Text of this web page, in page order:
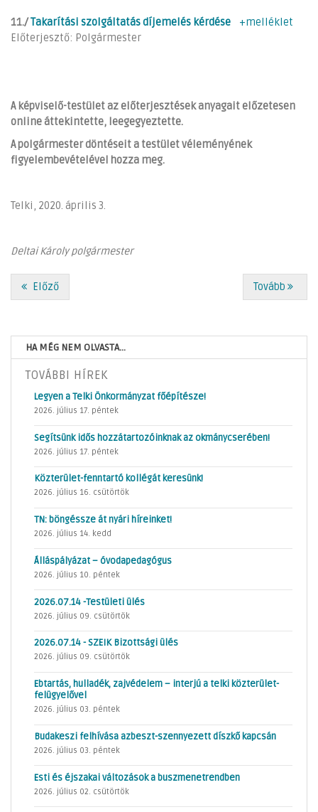
11./Takarítási szolgáltatás díjemelés kérdése
+melléklet
Előterjesztő: Polgármester
A képviselő-testület az előterjesztések anyagait előzetesen
online áttekintette, leegegyeztette.
A polgármester döntéseit a testület véleményének
figyelembevételével hozza meg.
Telki, 2020. április 3.
Deltai Károly polgármester
Előző Tovább
HA MÉG NEM OLVASTA...
TOVÁBBI HÍREK
Legyen a Telki Önkormányzat főépítésze!
2026. július 17. péntek
Segítsünk idős hozzátartozóinknak az okmánycserében!
2026. július 17. péntek
Közterület-fenntartó kollégát keresünk!
2026. július 16. csütörtök
TN: böngéssze át nyári híreinket!
2026. július 14. kedd
Álláspályázat – óvodapedagógus
2026. július 10. péntek
2026.07.14 -Testületi ülés
2026. július 09. csütörtök
2026.07.14 - SZEIK Bizottsági ülés
2026. július 09. csütörtök
Ebtartás, hulladék, zajvédelem – interjú a telki közterület-
felügyelővel
2026. július 03. péntek
Budakeszi felhívása azbeszt-szennyezett díszkő kapcsán
2026. július 03. péntek
Esti és éjszakai változások a buszmenetrendben
2026. július 02. csütörtök